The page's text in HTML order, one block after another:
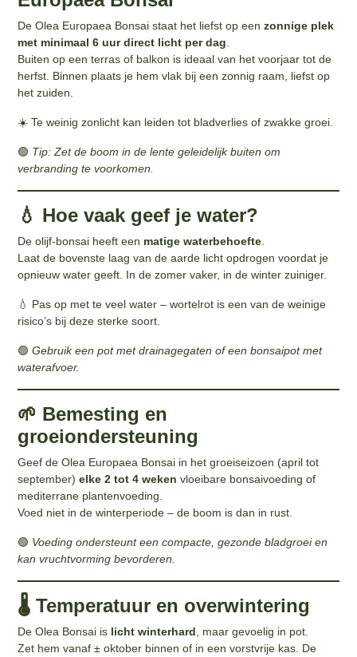
De Olea Europaea Bonsai staat het liefst op eenzonnige plek
met minimaal 6 uur direct licht per dag
Buiten op een terras of balkon is ideaal van het voorjaar tot de
herfst. Binnen plaats je hem vlak bij een zonnig raam, liefst op
het zuiden.
☀️ Te weinig zonlicht kan leiden tot bladverlies of zwakke groei.
🟢 Tip: Zet de boom in de lente geleidelijk buiten om
verbranding te voorkomen.
💧 Hoe vaak geef je water?
De olijf-bonsai heeft een matige waterbehoefte
Laat de bovenste laag van de aarde licht opdrogen voordat je
opnieuw water geeft. In de zomer vaker, in de winter zuiniger.
💧 Pas op met te veel water – wortelrot is een van de weinige
risico’s bij deze sterke soort.
🟢Gebruik een pot met drainagegaten of een bonsaipot met
waterafvoer.
🌱 Bemesting en
groeiondersteuning
Geef de Olea Europaea Bonsai in het groeiseizoen (april tot
september)elke 2 tot 4 weken vloeibare bonsaivoeding of
mediterrane plantenvoeding.
Voed niet in de winterperiode – de boom is dan in rust.
🟢 Voeding ondersteunt een compacte, gezonde bladgroei en
kan vruchtvorming bevorderen.
🌡️ Temperatuur en overwintering
De Olea Bonsai is licht winterhard , maar gevoelig in pot.
Zet hem vanaf ± oktober binnen of in een vorstvrije kas. De